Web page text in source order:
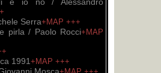
Serra+MAP +++
pirla / Paolo Rocci+MAP
1991 +MAP +++